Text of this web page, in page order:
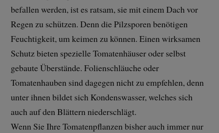
befallen werden, ist es ratsam, sie mit einem Dach vor
Regen zu schützen. Denn die Pilzsporen benötigen
Feuchtigkeit, um keimen zu können. Einen wirksamen
Schutz bieten spezielle Tomatenhäuser oder selbst
gebaute Überstände. Folienschläuche oder
Tomatenhauben sind dagegen nicht zu empfehlen, denn
unter ihnen bildet sich Kondenswasser, welches sich
auch auf den Blättern niederschlägt.
Wenn Sie Ihre Tomatenpflanzen bisher auch immer nur